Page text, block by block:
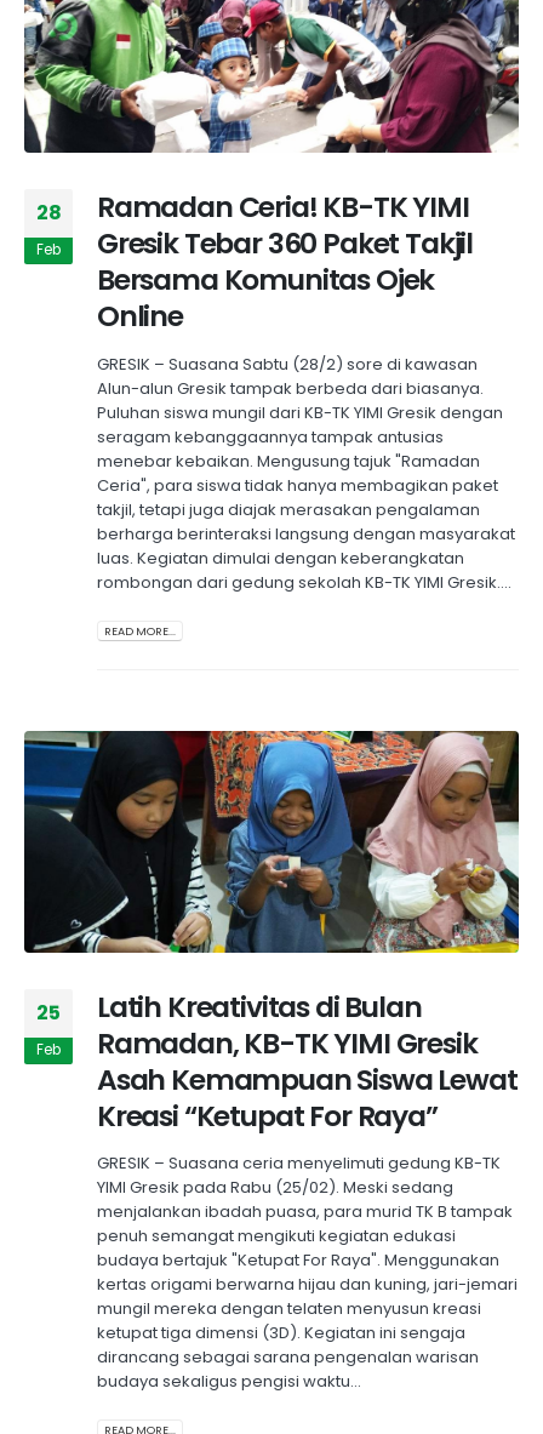
28
Feb
Ramadan Ceria! KB-TK YIMI
Gresik Tebar 360 Paket Takjil
Bersama Komunitas Ojek
Online
GRESIK – Suasana Sabtu (28/2) sore di kawasan
Alun-alun Gresik tampak berbeda dari biasanya.
Puluhan siswa mungil dari KB-TK YIMI Gresik dengan
seragam kebanggaannya tampak antusias
menebar kebaikan. Mengusung tajuk "Ramadan
Ceria", para siswa tidak hanya membagikan paket
takjil, tetapi juga diajak merasakan pengalaman
berharga berinteraksi langsung dengan masyarakat
luas. Kegiatan dimulai dengan keberangkatan
rombongan dari gedung sekolah KB-TK YIMI Gresik....
READ MORE...
25
Feb
Latih Kreativitas di Bulan
Ramadan, KB-TK YIMI Gresik
Asah Kemampuan Siswa Lewat
Kreasi “Ketupat For Raya”
GRESIK – Suasana ceria menyelimuti gedung KB-TK
YIMI Gresik pada Rabu (25/02). Meski sedang
menjalankan ibadah puasa, para murid TK B tampak
penuh semangat mengikuti kegiatan edukasi
budaya bertajuk "Ketupat For Raya". Menggunakan
kertas origami berwarna hijau dan kuning, jari-jemari
mungil mereka dengan telaten menyusun kreasi
ketupat tiga dimensi (3D). Kegiatan ini sengaja
dirancang sebagai sarana pengenalan warisan
budaya sekaligus pengisi waktu...
READ MORE...